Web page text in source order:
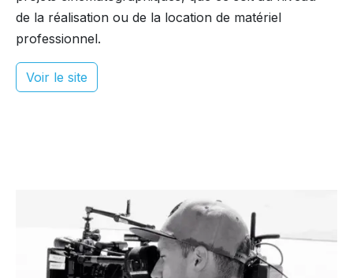
de la réalisation ou de la location de matériel
professionnel.
Voir le site